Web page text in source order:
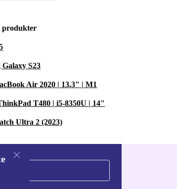
produkter
Galaxy S23
Air 2020 | 13.3" | M1
T480 | i5-8350U | 14"
Ultra 2 (2023)